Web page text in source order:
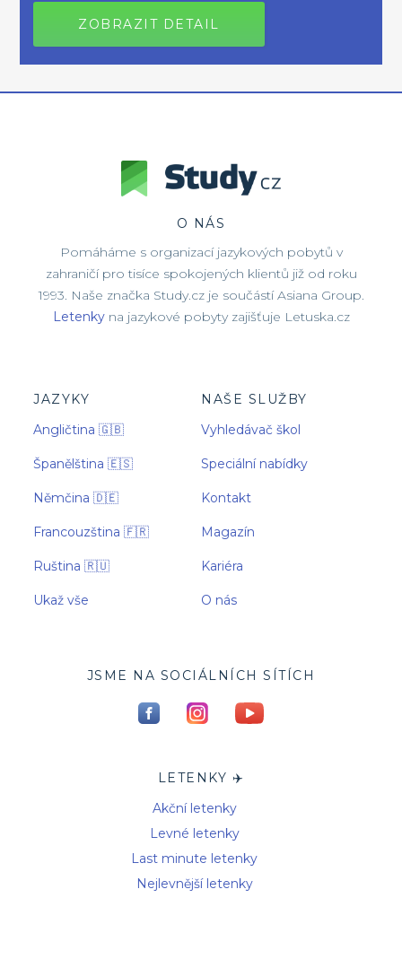
ZOBRAZIT DETAIL
O NÁS
Pomáháme s organizací jazykových pobytů v
zahraničí pro tisíce spokojených klientů již od roku
1993. Naše značka Study.cz je součástí Asiana Group.
Letenkyna jazykové pobyty zajišťuje Letuska.cz
JAZYKY
Angličtina 🇬🇧
Španělština 🇪🇸
Němčina 🇩🇪
Francouzština 🇫🇷
Ruština 🇷🇺
Ukaž vše
NAŠE SLUŽBY
Vyhledávač škol
Speciální nabídky
Kontakt
Magazín
Kariéra
O nás
JSME NA SOCIÁLNÍCH SÍTÍCH
LETENKY ✈️
Akční letenky
Levné letenky
Last minute letenky
Nejlevnější letenky